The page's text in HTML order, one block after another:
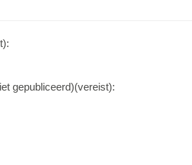
gepubliceerd)(vereist):